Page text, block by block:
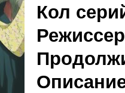
Кол